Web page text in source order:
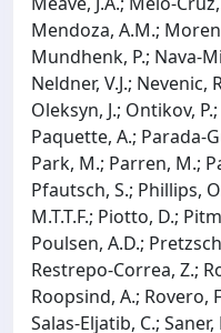
Mendoza, A.M.;
Mundhenk, P.; Nava-
Neldner, V.J.; Nevenic,
Oleksyn, J.; Ontikov,
Paquette, A.; Parada-
Park, M.; Parren, M.;
Pfautsch, S.; Phillips,
M.T.T.F.; Piotto, D.;
Poulsen, A.D.;
Restrepo-Correa, Z.;
Roopsind, A.; Rovero,
Salas-Eljatib, C.;